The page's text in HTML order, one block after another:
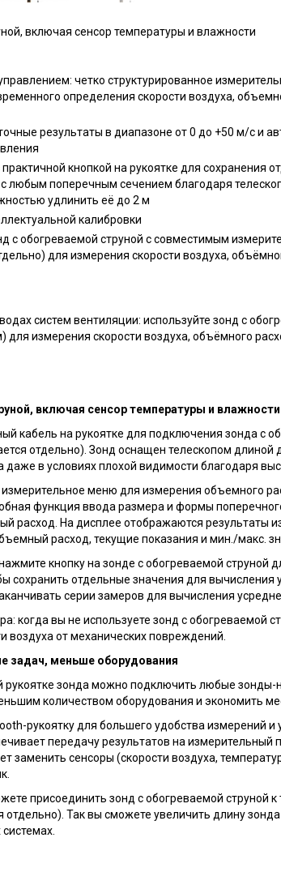
включая сенсор температуры и влажности
четко структурированное
определения скорости воздуха,
результаты в диапазоне от 0 до +50 м/с и
кнопкой на рукоятке для сохранения
любым поперечным сечением благодаря
удлинить её до 2 м
калибровки
с обогреваемой струной с совместимым
для измерения скорости воздуха,
систем вентиляции: используйте зонд с
измерения скорости воздуха, объёмного
включая сенсор температуры и
кабель на рукоятке для подключения зонда с
отдельно). Зонд оснащен телескопом
даже в условиях плохой видимости благодаря
измерительное меню для измерения объемного
функция ввода размера и формы
расход. На дисплее отображаются результаты
расход, текущие показания и мин./макс.
кнопку на зонде с обогреваемой струной
сохранить отдельные значения для вычисления
серии замеров для вычисления
когда вы не используете зонд с обогреваемой
воздуха от механических повреждений.
задач, меньше оборудования
рукоятке зонда можно подключить любые зонды-
количеством оборудования и экономить
рукоятку для большего удобства измерений
передачу результатов на измерительный
заменить сенсоры (скорости воздуха,
присоединить зонд с обогреваемой струной
отдельно). Так вы сможете увеличить длину